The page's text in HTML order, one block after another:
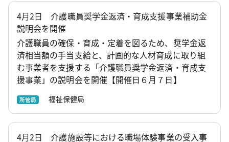
4月2日 介護職員奨学金返済・育成支援事業補助金
説明会を開催
介護職員の確保・育成・定着を図るため、奨学金返
済相当額の手当支給と、計画的な人材育成に取り組
む事業者を支援する「介護職員奨学金返済・育成支
援事業」の説明会を開催【開催日６月７日】
所管局 福祉保健局
4月2日 介護施設等における職場体験事業の受入事